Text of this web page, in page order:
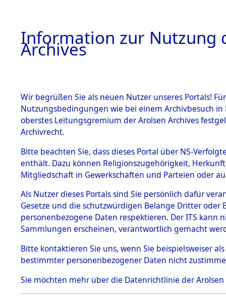
BESTÄNDE
1.
mente
5. Verschiedenes
5.3
Todesmärsche
5.3.1 Alliierte
Erhebungen
zu
Todesmärsch
en
5.3.2
von
Information zur Nutzung
Archives
Wir begrüßen Sie als neuen Nutzer unseres Portals!
Nutzungsbedingungen wie bei einem Archivbesuch
oberstes Leitungsgremium der Arolsen Archives
Archivrecht.
Bitte beachten Sie, dass dieses Portal über NS-
enthält. Dazu können Religionszugehörigkeit,
Mitgliedschaft in Gewerkschaften und Parteien oder
Als Nutzer dieses Portals sind Sie persönlich dafür
Gesetze und die schutzwürdigen Belange Dritter
personenbezogene Daten respektieren. Der ITS
Sammlungen erscheinen, verantwortlich gemacht
Bitte kontaktieren Sie uns, wenn Sie beispielsweiser
bestimmter personenbezogener Daten nicht
Sie möchten mehr über die Datenrichtlinie der Arolsen